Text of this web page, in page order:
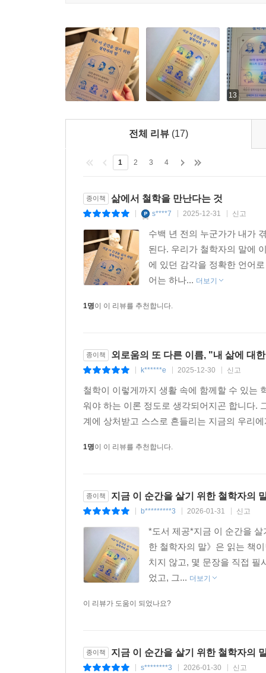
13
전체 리뷰 (17)
1 2 3 4
종이책 삶에서 철학을 만난다는 것
s****7 2025-12-31 신고
수백 년 전의 누군가가 내가
된다. 우리가 철학자의 말에
에 있던 감각을 정확한 언어
어는 하나... 더보기
1명이 이 리뷰를 추천합니다.
종이책 외로움의 또 다른 이름, "내 삶에 대
k******e 2025-12-30 신고
철학이 이렇게까지 생활 속에 함께할 수 있는
워야 하는 이론 정도로 생각되어지곤 합니다.
계에 상처받고 스스로 흔들리는 지금의 우리
1명이 이 리뷰를 추천합니다.
종이책 지금 이 순간을 살기 위한 철학자의
b*********3 2026-01-31 신고
*도서 제공*지금 이 순간을
한 철학자의 말》은 읽는 책
치지 않고, 몇 문장을 직접 필
었고, 그... 더보기
이 리뷰가 도움이 되었나요?
종이책 지금 이 순간을 살기 위한 철학자의
s********3 2026-01-30 신고